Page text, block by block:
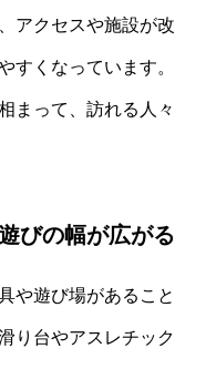
アクセスや施設が改
すくなっています。
まって、訪れる人々
びの幅が広がる
や遊び場があること
り台やアスレチック